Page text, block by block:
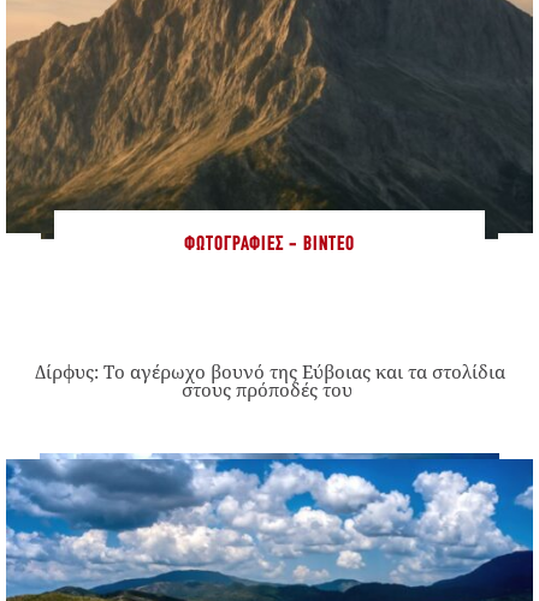
ΦΩΤΟΓΡΑΦΊΕΣ - ΒΊΝΤΕΟ
Δίρφυς: Το αγέρωχο βουνό της Εύβοιας και τα στολίδια
στους πρόποδές του